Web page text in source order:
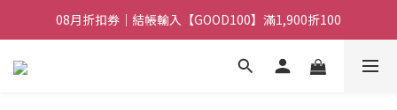
08月折扣券｜結帳輸入【GOOD100】滿1,900折100
08月折扣券｜結帳輸入【GOOD100】滿1,900折100
08月折扣券｜結帳輸入【GOOD250】滿2,500折200